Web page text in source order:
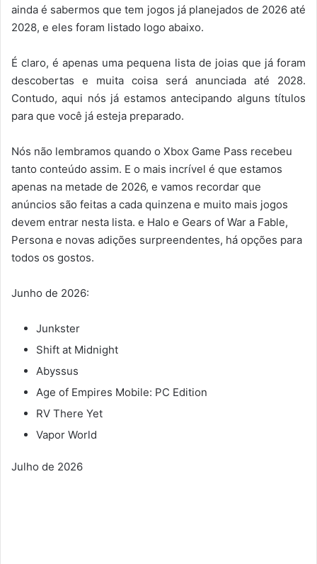
ainda é sabermos que tem jogos já planejados de 2026 até
2028, e eles foram listado logo abaixo.
É claro, é apenas uma pequena lista de joias que já foram
descobertas e muita coisa será anunciada até 2028.
Contudo, aqui nós já estamos antecipando alguns títulos
para que você já esteja preparado.
Nós não lembramos quando o Xbox Game Pass recebeu
tanto conteúdo assim. E o mais incrível é que estamos
apenas na metade de 2026, e vamos recordar que
anúncios são feitas a cada quinzena e muito mais jogos
devem entrar nesta lista. e Halo e Gears of War a Fable,
Persona e novas adições surpreendentes, há opções para
todos os gostos.
Junho de 2026:
Junkster
Shift at Midnight
Abyssus
Age of Empires Mobile: PC Edition
RV There Yet
Vapor World
Julho de 2026